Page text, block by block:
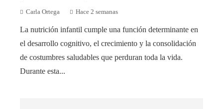
Carla Ortega Hace 2 semanas
La nutrición infantil cumple una función determinante en
el desarrollo cognitivo, el crecimiento y la consolidación
de costumbres saludables que perduran toda la vida.
Durante esta...